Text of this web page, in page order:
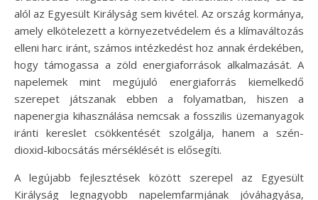
alól az Egyesült Királyság sem kivétel. Az ország kormánya,
amely elkötelezett a környezetvédelem és a klímaváltozás
elleni harc iránt, számos intézkedést hoz annak érdekében,
hogy támogassa a zöld energiaforrások alkalmazását. A
napelemek mint megújuló energiaforrás kiemelkedő
szerepet játszanak ebben a folyamatban, hiszen a
napenergia kihasználása nemcsak a fosszilis üzemanyagok
iránti kereslet csökkentését szolgálja, hanem a szén-
dioxid-kibocsátás mérséklését is elősegíti.
A legújabb fejlesztések között szerepel az Egyesült
Királyság legnagyobb napelemfarmjának jóváhagyása,